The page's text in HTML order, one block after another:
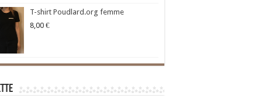
T-shirt Poudlard.org femme
8,00 €